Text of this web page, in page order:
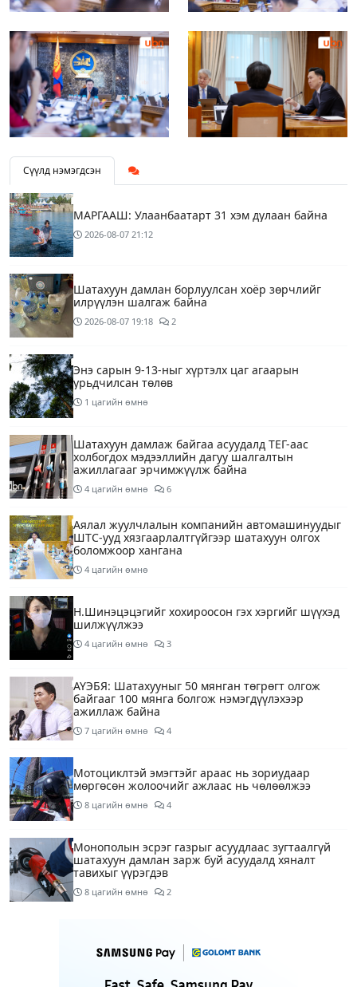
Сүүлд нэмэгдсэн
МАРГААШ: Улаанбаатарт 31 хэм дулаан байна
2026-08-07 21:12
Шатахуун дамлан борлуулсан хоёр зөрчлийг
илрүүлэн шалгаж байна
2026-08-07 19:18 2
Энэ сарын 9-13-ныг хүртэлх цаг агаарын
урьдчилсан төлөв
1 цагийн өмнө
Шатахуун дамлаж байгаа асуудалд ТЕГ-аас
холбогдох мэдээллийн дагуу шалгалтын
ажиллагааг эрчимжүүлж байна
4 цагийн өмнө 6
Аялал жуулчлалын компанийн автомашинуудыг
ШТС-ууд хязгаарлалтгүйгээр шатахуун олгох
боломжоор хангана
4 цагийн өмнө
Н.Шинэцэцэгийг хохироосон гэх хэргийг шүүхэд
шилжүүлжээ
4 цагийн өмнө 3
АҮЭБЯ: Шатахууныг 50 мянган төгрөгт олгож
байгааг 100 мянга болгож нэмэгдүүлэхээр
ажиллаж байна
7 цагийн өмнө 4
Мотоциклтэй эмэгтэйг араас нь зориудаар
мөргөсөн жолоочийг ажлаас нь чөлөөлжээ
8 цагийн өмнө 4
Монополын эсрэг газрыг асуудлаас зугтаалгүй
шатахуун дамлан зарж буй асуудалд хяналт
тавихыг үүрэгдэв
8 цагийн өмнө 2
настай охиныг 7 дахь өдрөө хайж байна